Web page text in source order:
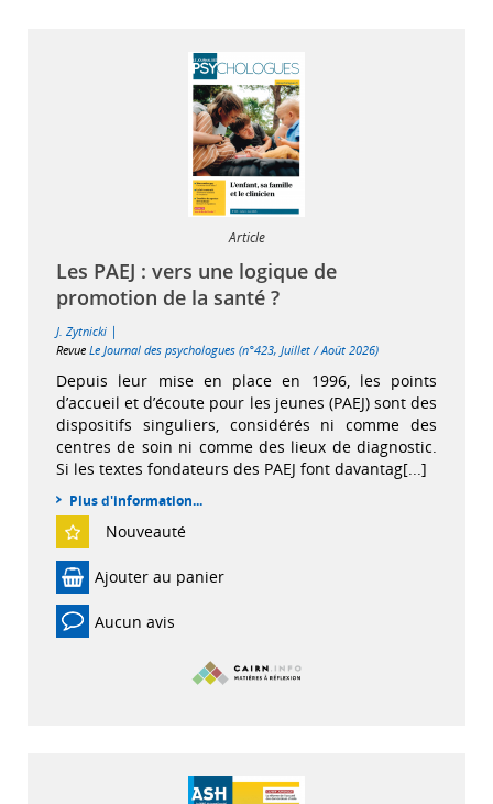
Article
Les PAEJ : vers une logique de
promotion de la santé ?
J. Zytnicki |
Revue Le Journal des psychologues (n°423, Juillet / Août 2026)
Depuis leur mise en place en 1996, les points
d’accueil et d’écoute pour les jeunes (PAEJ) sont des
dispositifs singuliers, considérés ni comme des
centres de soin ni comme des lieux de diagnostic.
Si les textes fondateurs des PAEJ font davantag[...]
Plus d'information...
Nouveauté
Ajouter au panier
Aucun avis